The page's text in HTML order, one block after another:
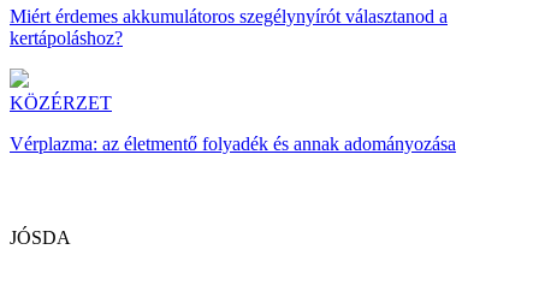
Miért érdemes akkumulátoros szegélynyírót választanod a
kertápoláshoz?
KÖZÉRZET
Vérplazma: az életmentő folyadék és annak adományozása
JÓSDA